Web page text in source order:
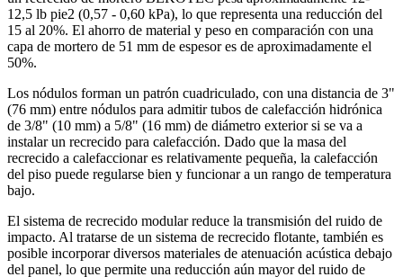
12,5 lb pie2 (0,57 - 0,60 kPa), lo que representa una reducción del
15 al 20%. El ahorro de material y peso en comparación con una
capa de mortero de 51 mm de espesor es de aproximadamente el
50%.
Los nódulos forman un patrón cuadriculado, con una distancia de 3"
(76 mm) entre nódulos para admitir tubos de calefacción hidrónica
de 3/8" (10 mm) a 5/8" (16 mm) de diámetro exterior si se va a
instalar un recrecido para calefacción. Dado que la masa del
recrecido a calefaccionar es relativamente pequeña, la calefacción
del piso puede regularse bien y funcionar a un rango de temperatura
bajo.
El sistema de recrecido modular reduce la transmisión del ruido de
impacto. Al tratarse de un sistema de recrecido flotante, también es
posible incorporar diversos materiales de atenuación acústica debajo
del panel, lo que permite una reducción aún mayor del ruido de